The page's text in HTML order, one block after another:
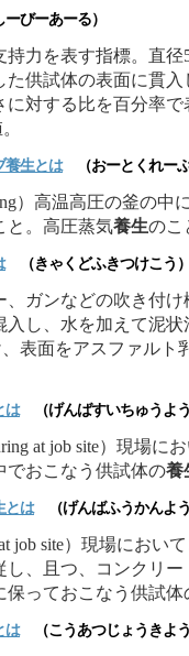
びーあーる）
持力を表す指標。直径
た供試体の表面に貫
に対する比を百分率
養生とは（おーとくれーぶ
）高温高圧の釜の
と。高圧蒸気養生のこ
（きゃくどふきつけこう）
、ガンなどの吹き付
入し、水を加えて泥状
表面をアスファルト
は（げんばすいちゅうよう
at job site）現場
でおこなう供試体の養
とは（げんばふうかんよう
at job site）現場におい
し、且つ、コンクリー
保っておこなう供試体
は（こうあつじょうきよう